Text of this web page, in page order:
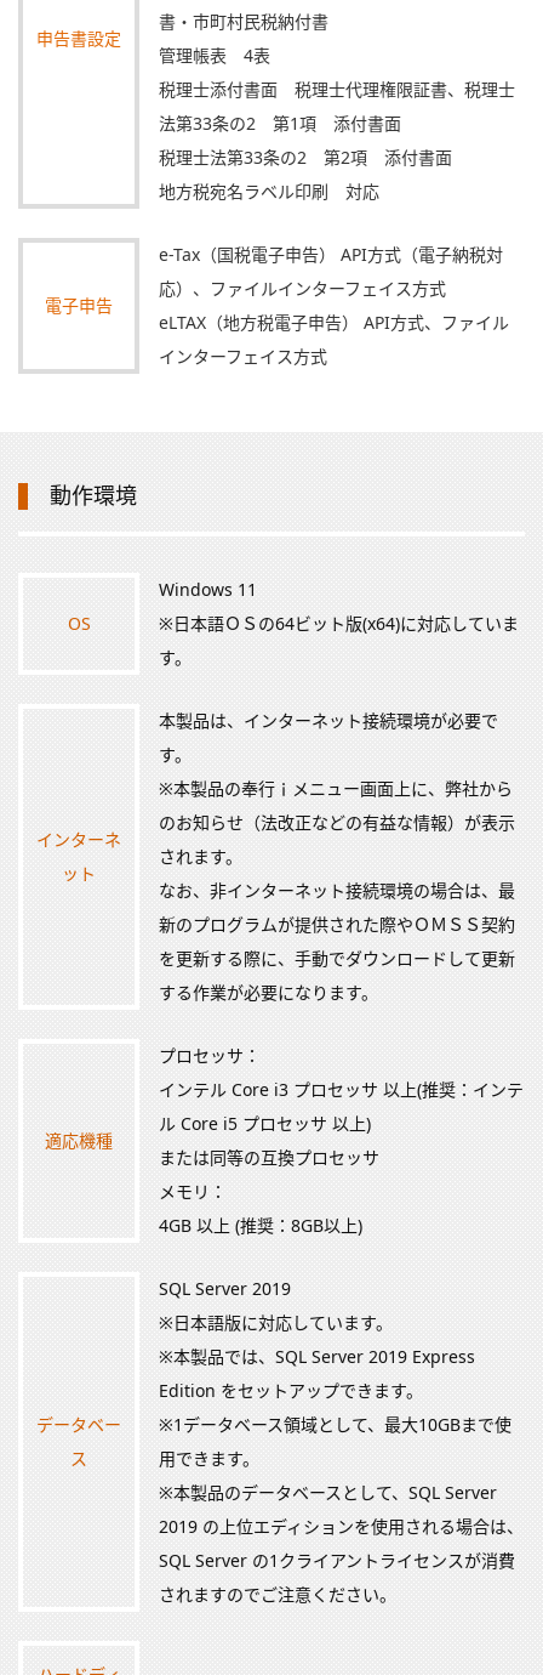
申告書設定
書・市町村民税納付書
管理帳表 4表
税理士添付書面 税理士代理権限証書、税理士
法第33条の2 第1項 添付書面
税理士法第33条の2 第2項 添付書面
地方税宛名ラベル印刷 対応
電子申告
e-Tax（国税電子申告） API方式（電子納税対
応）、ファイルインターフェイス方式
eLTAX（地方税電子申告） API方式、ファイル
インターフェイス方式
動作環境
OS
Windows 11
※日本語ＯＳの64ビット版(x64)に対応していま
す。
インターネ
ット
本製品は、インターネット接続環境が必要で
す。
※本製品の奉行ｉメニュー画面上に、弊社から
のお知らせ（法改正などの有益な情報）が表示
されます。
なお、非インターネット接続環境の場合は、最
新のプログラムが提供された際やＯＭＳＳ契約
を更新する際に、手動でダウンロードして更新
する作業が必要になります。
適応機種
プロセッサ：
インテル Core i3 プロセッサ 以上(推奨：インテ
ル Core i5 プロセッサ 以上)
または同等の互換プロセッサ
メモリ：
4GB 以上 (推奨：8GB以上)
データベー
ス
SQL Server 2019
※日本語版に対応しています。
※本製品では、SQL Server 2019 Express
Edition をセットアップできます。
※1データベース領域として、最大10GBまで使
用できます。
※本製品のデータベースとして、SQL Server
2019 の上位エディションを使用される場合は、
SQL Server の1クライアントライセンスが消費
されますのでご注意ください。